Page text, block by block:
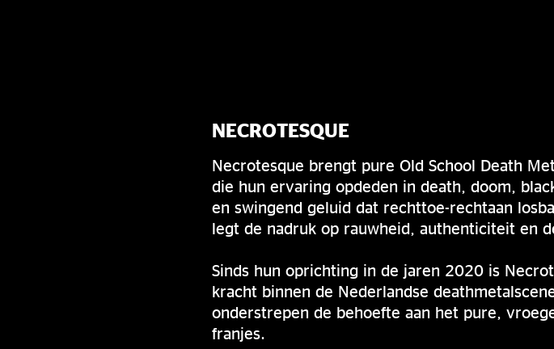
NECROTESQUE
Necrotesque brengt pure Old School Death
die hun ervaring opdeden in death, doom,
en swingend geluid dat rechttoe-rechtaan
legt de nadruk op rauwheid, authenticiteit en
Sinds hun oprichting in de jaren 2020 is
kracht binnen de Nederlandse
onderstrepen de behoefte aan het pure,
franjes.